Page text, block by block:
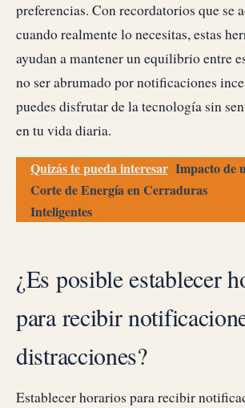
preferencias. Con recordatorios que se
cuando realmente lo necesitas, estas
ayudan a mantener un equilibrio entre
no ser abrumado por notificaciones
puedes disfrutar de la tecnología sin
en tu vida diaria.
Quizás te pueda interesar Impacto de
Corte de Energía en Cerraduras
Inteligentes
¿Es posible establecer
para recibir
distracciones?
Establecer horarios para recibir